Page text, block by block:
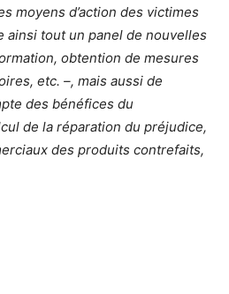
moyens d’action des victimes
ainsi tout un panel de nouvelles
obtention de mesures
etc. –, mais aussi de
des bénéfices du
de la réparation du préjudice,
des produits contrefaits,